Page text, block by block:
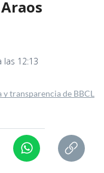
12:13
y transparencia de BBCL